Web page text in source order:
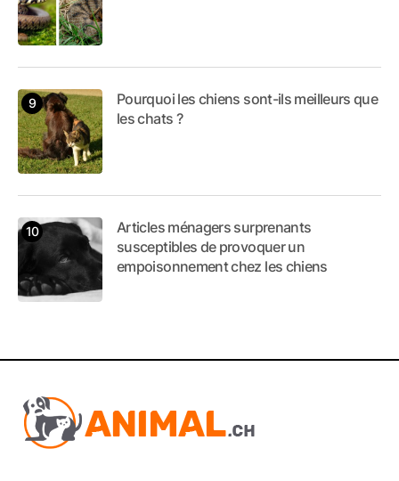
Pourquoi les chiens sont-ils meilleurs que
les chats ?
Articles ménagers surprenants
susceptibles de provoquer un
empoisonnement chez les chiens